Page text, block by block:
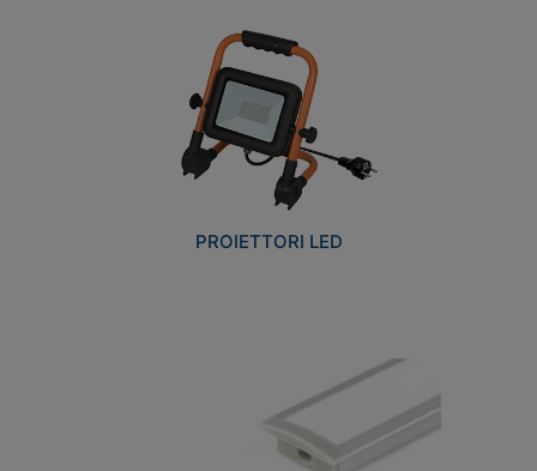
PROIETTORI LED